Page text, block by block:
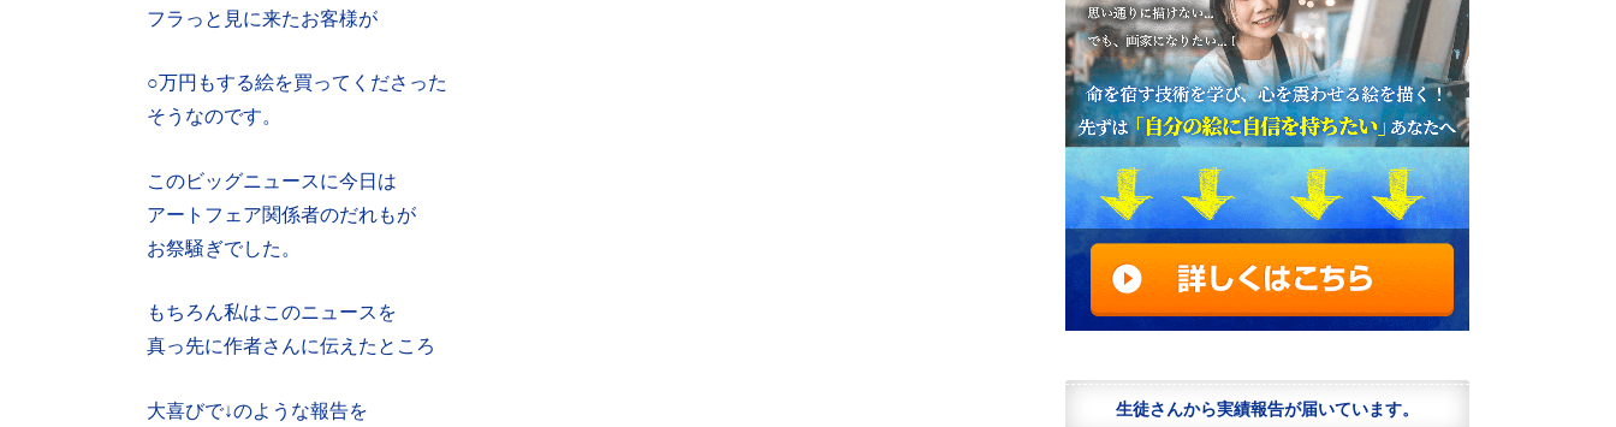
フラっと見に来たお客様が
○万円もする絵を買ってくださった
そうなのです。
このビッグニュースに今日は
アートフェア関係者のだれもが
お祭騒ぎでした。
もちろん私はこのニュースを
真っ先に作者さんに伝えたところ
大喜びで↓のような報告を
生徒さんから実績報告が届いています。